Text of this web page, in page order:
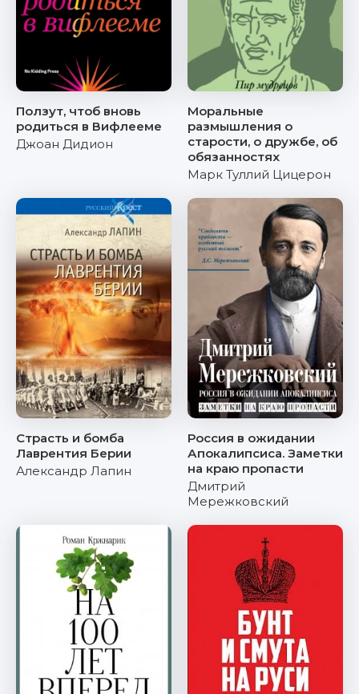
Ползут, чтоб вновь
родиться в Вифлееме
Джоан Дидион
Моральные
размышления о
старости, о дружбе, об
обязанностях
Марк Туллий Цицерон
Страсть и бомба
Лаврентия Берии
Александр Лапин
Россия в ожидании
Апокалипсиса. Заметки
на краю пропасти
Дмитрий
Мережковский